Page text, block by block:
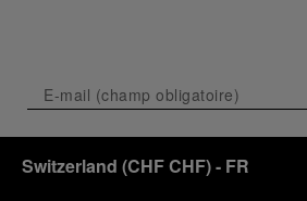
Switzerland (CHF CHF)- FR